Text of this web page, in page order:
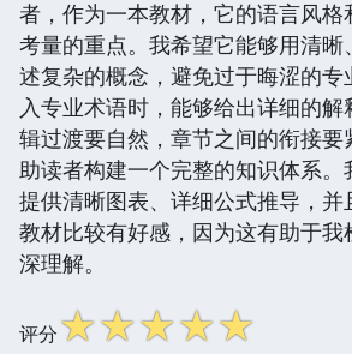
者，作为一本教材，它的语言风
考量的重点。我希望它能够用清晰
述复杂的概念，避免过于晦涩的专
入专业术语时，能够给出详细的
辑过渡要自然，章节之间的衔接要
助读者构建一个完整的知识体系。
提供清晰图表、详细公式推导，并
教材比较有好感，因为这有助于我
深理解。
评分☆☆☆☆☆